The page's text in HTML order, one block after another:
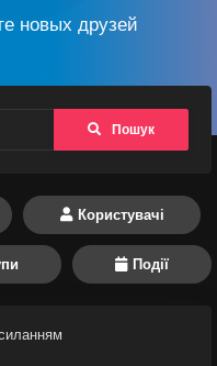
новых друзей
Пошук
Користувачі
Події